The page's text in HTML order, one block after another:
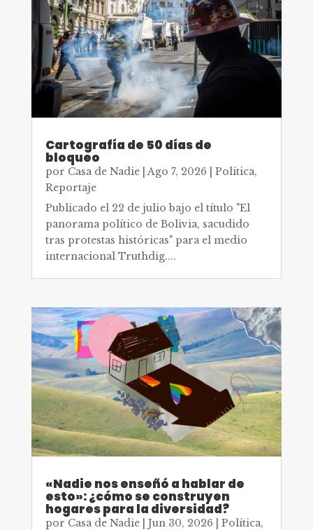
Cartografía de 50 días de
bloqueo
por Casa de Nadie|Ago 7, 2026 Política,
Reportaje
Publicado el 22 de julio bajo el título "El
panorama político de Bolivia, sacudido
tras protestas históricas" para el medio
internacional Truthdig....
«Nadie nos enseñó a hablar de
esto»: ¿cómo se construyen
hogares para la diversidad?
por Casa de Nadie| Jun 30, 2026 Política,